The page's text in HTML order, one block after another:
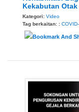
Kekabutan Otak
Kategori: Video
Tag berkaitan: :